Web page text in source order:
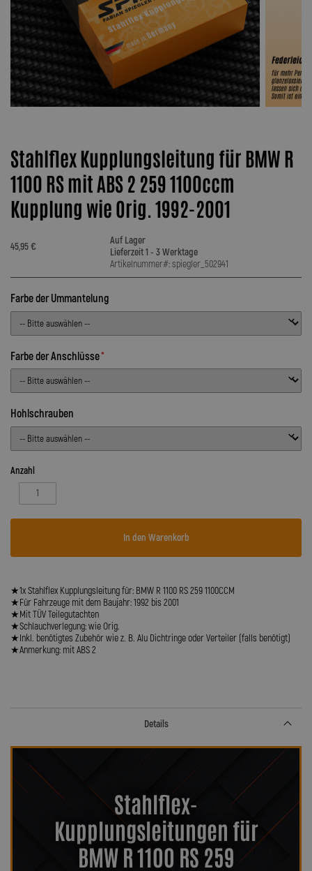
Stahlflex Kupplungsleitung für BMW R
1100 RS mit ABS 2 259 1100ccm
Kupplung wie Orig. 1992-2001
45,95 €
Auf Lager
Lieferzeit 1 - 3 Werktage
Artikelnummer#: spiegler_502941
Farbe der Ummantelung
Farbe der Anschlüsse
Hohlschrauben
Anzahl
In den Warenkorb
★1x Stahlflex Kupplungsleitung für: BMW R 1100 RS 259 1100CCM
★Für Fahrzeuge mit dem Baujahr: 1992 bis 2001
★Mit TÜV Teilegutachten
★Schlauchverlegung: wie Orig.
★Inkl. benötigtes Zubehör wie z. B. Alu Dichtringe oder Verteiler (falls benötigt)
★Anmerkung: mit ABS 2
Details
Stahlflex-
Kupplungsleitungen für
BMW R 1100 RS 259